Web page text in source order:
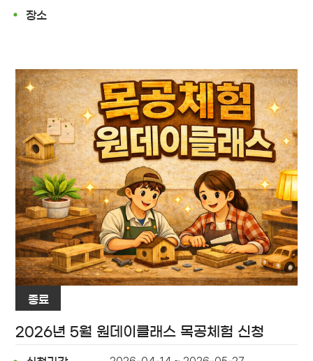
장소
종료
2026년 5월 원데이클래스 목공체험 신청